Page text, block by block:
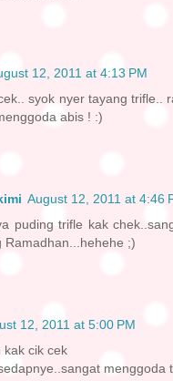
12, 2011 at 4:13 PM
syok nyer tayang trifle..
abis ! :)
August 12, 2011 at 4:46
puding trifle kak
Ramadhan...hehehe ;)
12, 2011 at 5:00 PM
kak cik cek
menggoda